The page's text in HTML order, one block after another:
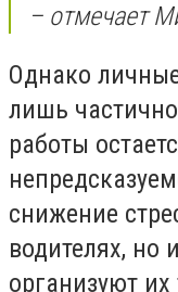
– отмечает
Однако
лишь
работы
снижение
водителях, но
организуют их